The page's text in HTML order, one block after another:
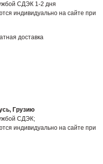
СДЭК 1-2 дня
индивидуально на сайте при
доставка
Грузию
СДЭК;
индивидуально на сайте при